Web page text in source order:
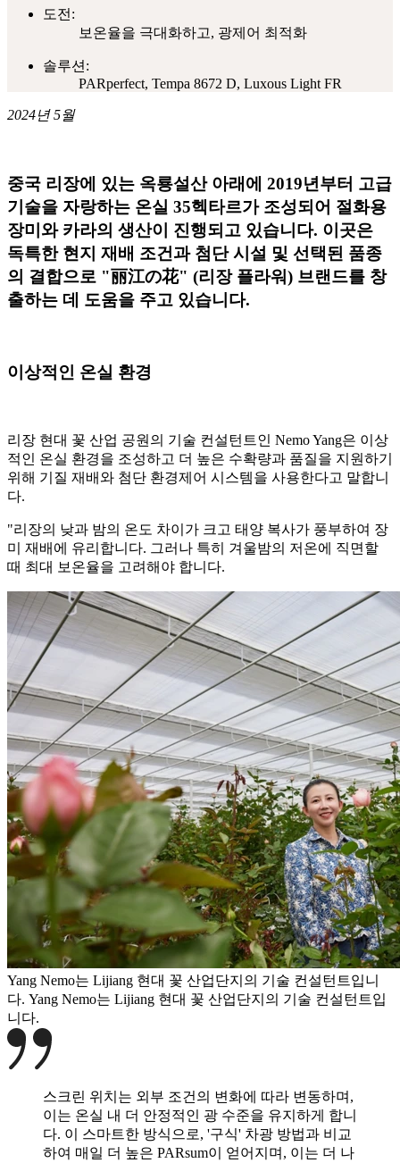
도전:
보온율을 극대화하고, 광제어 최적화
솔루션:
PARperfect, Tempa 8672 D, Luxous Light FR
2024년 5월
중국 리장에 있는 옥룡설산 아래에 2019년부터 고급
기술을 자랑하는 온실 35헥타르가 조성되어 절화용
장미와 카라의 생산이 진행되고 있습니다. 이곳은
독특한 현지 재배 조건과 첨단 시설 및 선택된 품종
의 결합으로 "丽江の花" (리장 플라워) 브랜드를 창
출하는 데 도움을 주고 있습니다.
이상적인 온실 환경
리장 현대 꽃 산업 공원의 기술 컨설턴트인 Nemo Yang은 이상
적인 온실 환경을 조성하고 더 높은 수확량과 품질을 지원하기
위해 기질 재배와 첨단 환경제어 시스템을 사용한다고 말합니
다.
"리장의 낮과 밤의 온도 차이가 크고 태양 복사가 풍부하여 장
미 재배에 유리합니다. 그러나 특히 겨울밤의 저온에 직면할
때 최대 보온율을 고려해야 합니다.
Yang Nemo는 Lijiang 현대 꽃 산업단지의 기술 컨설턴트입니
다. Yang Nemo는 Lijiang 현대 꽃 산업단지의 기술 컨설턴트입
니다.
스크린 위치는 외부 조건의 변화에 따라 변동하며,
이는 온실 내 더 안정적인 광 수준을 유지하게 합니
다. 이 스마트한 방식으로, '구식' 차광 방법과 비교
하여 매일 더 높은 PARsum이 얻어지며, 이는 더 나